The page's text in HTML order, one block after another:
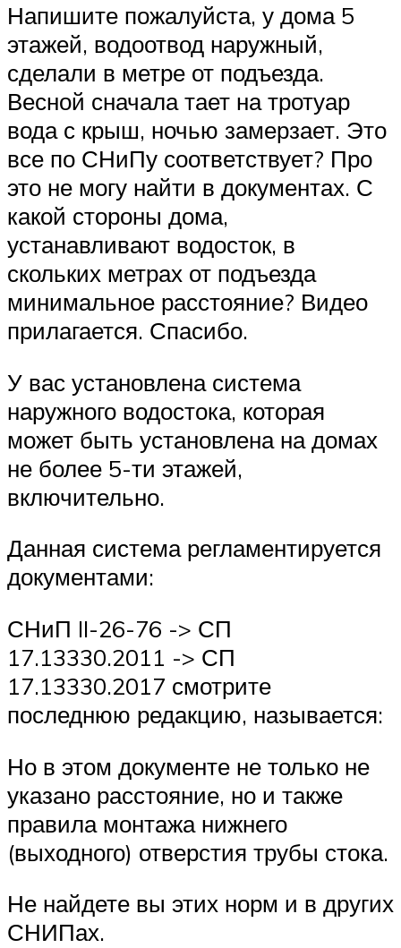
Напишите пожалуйста, у дома 5
этажей, водоотвод наружный,
сделали в метре от подъезда.
Весной сначала тает на тротуар
вода с крыш, ночью замерзает. Это
все по СНиПу соответствует? Про
это не могу найти в документах. С
какой стороны дома,
устанавливают водосток, в
скольких метрах от подъезда
минимальное расстояние? Видео
прилагается. Спасибо.
У вас установлена система
наружного водостока, которая
может быть установлена на домах
не более 5-ти этажей,
включительно.
Данная система регламентируется
документами:
СНиП II-26-76 -> СП
17.13330.2011 -> СП
17.13330.2017 смотрите
последнюю редакцию, называется:
Но в этом документе не только не
указано расстояние, но и также
правила монтажа нижнего
(выходного) отверстия трубы стока.
Не найдете вы этих норм и в других
СНИПах.